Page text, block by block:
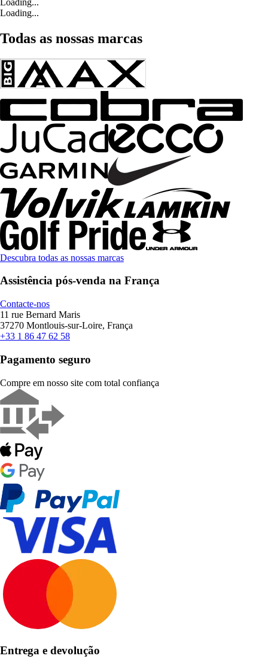
Loading...
Todas as nossas marcas
Descubra todas as nossas marcas
Assistência pós-venda na França
Contacte-nos
11 rue Bernard Maris
37270 Montlouis-sur-Loire, França
+33 1 86 47 62 58
Pagamento seguro
Compre em nosso site com total confiança
Entrega e devolução